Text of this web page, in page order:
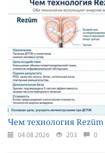
Чем технология
04.08.2026 203 0